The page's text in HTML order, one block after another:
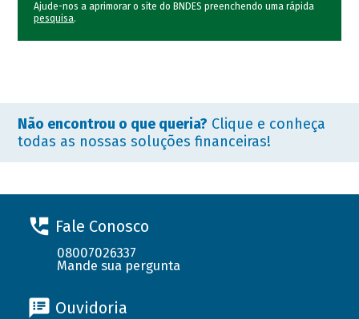
Ajude-nos a aprimorar o site do BNDES preenchendo uma rápida
pesquisa.
Não encontrou o que queria? Clique e conheça
todas as nossas soluções financeiras!
Fale Conosco
08007026337
Mande sua pergunta
Ouvidoria